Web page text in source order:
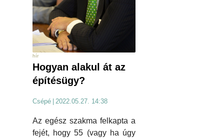
hír
Hogyan alakul át az
építésügy?
Csépé 2022.05.27. 14:38
Az egész szakma felkapta a
fejét, hogy 55 (vagy ha úgy